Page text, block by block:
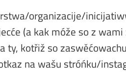
organizacije/
(a kak móže so z wami
ty, kotřiž so
na wašu stróńku/